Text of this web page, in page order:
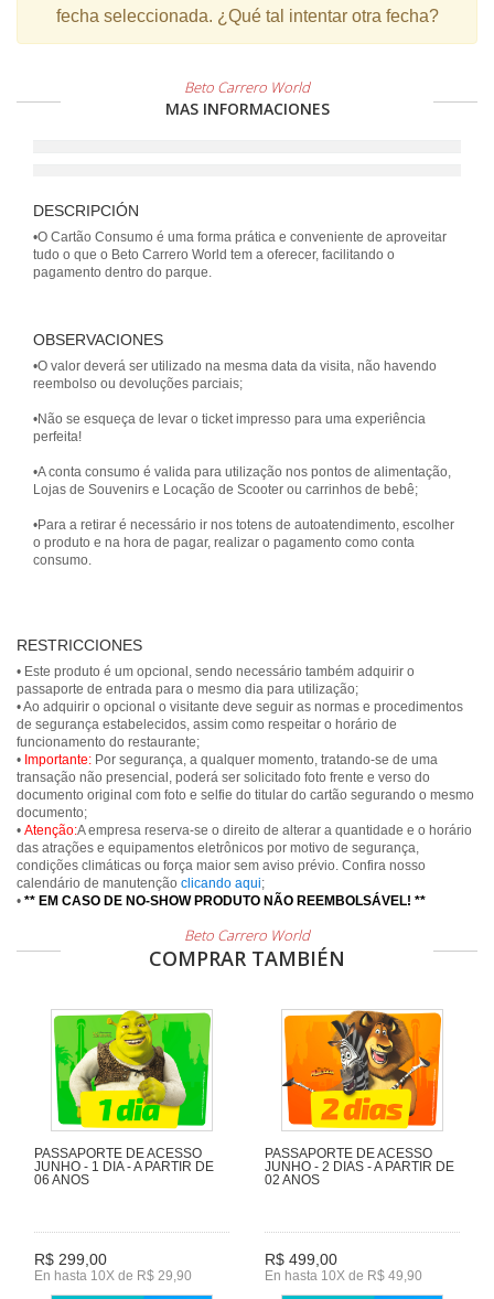
fecha seleccionada. ¿Qué tal intentar otra fecha?
Beto Carrero World
MAS INFORMACIONES
DESCRIPCIÓN
•O Cartão Consumo é uma forma prática e conveniente de aproveitar
tudo o que o Beto Carrero World tem a oferecer, facilitando o
pagamento dentro do parque.
OBSERVACIONES
•O valor deverá ser utilizado na mesma data da visita, não havendo
reembolso ou devoluções parciais;
•Não se esqueça de levar o ticket impresso para uma experiência
perfeita!
•A conta consumo é valida para utilização nos pontos de alimentação,
Lojas de Souvenirs e Locação de Scooter ou carrinhos de bebê;
•Para a retirar é necessário ir nos totens de autoatendimento, escolher
o produto e na hora de pagar, realizar o pagamento como conta
consumo.
RESTRICCIONES
• Este produto é um opcional, sendo necessário também adquirir o
passaporte de entrada para o mesmo dia para utilização;
• Ao adquirir o opcional o visitante deve seguir as normas e procedimentos
de segurança estabelecidos, assim como respeitar o horário de
funcionamento do restaurante;
• Importante: Por segurança, a qualquer momento, tratando-se de uma
transação não presencial, poderá ser solicitado foto frente e verso do
documento original com foto e selfie do titular do cartão segurando o mesmo
documento;
• Atenção:A empresa reserva-se o direito de alterar a quantidade e o horário
das atrações e equipamentos eletrônicos por motivo de segurança,
condições climáticas ou força maior sem aviso prévio. Confira nosso
calendário de manutenção clicando aqui;
• ** EM CASO DE NO-SHOW PRODUTO NÃO REEMBOLSÁVEL! **
Beto Carrero World
COMPRAR TAMBIÉN
PASSAPORTE DE ACESSO
JUNHO - 1 DIA - A PARTIR DE
06 ANOS
R$ 299,00
En hasta 10X de R$ 29,90
PASSAPORTE DE ACESSO
JUNHO - 2 DIAS - A PARTIR DE
02 ANOS
R$ 499,00
En hasta 10X de R$ 49,90